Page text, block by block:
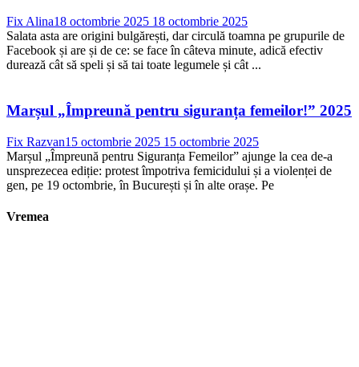
Fix Alina18 octombrie 2025 18 octombrie 2025
Salata asta are origini bulgărești, dar circulă toamna pe grupurile de
Facebook și are și de ce: se face în câteva minute, adică efectiv
durează cât să speli și să tai toate legumele și cât ...
Marșul „Împreună pentru siguranța femeilor!” 2025
Fix Razvan15 octombrie 2025 15 octombrie 2025
Marșul „Împreună pentru Siguranța Femeilor” ajunge la cea de-a
unsprezecea ediție: protest împotriva femicidului și a violenței de
gen, pe 19 octombrie, în București și în alte orașe. Pe
Vremea